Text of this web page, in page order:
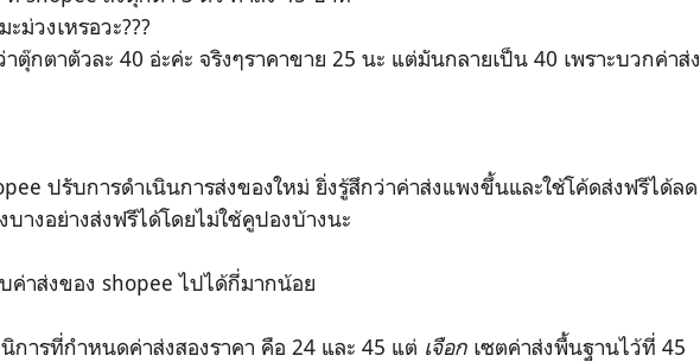
วงเหรอวะ???
ตาตัวละ 40 อ่ะค่ะ จริงๆราคาขาย 25 นะ แต่มันกลายเป็น 40 เพราะบวกค่าส่ง
ปรับการดำเนินการส่งของใหม่ ยิ่งรู้สึกว่าค่าส่งแพงขึ้นและใช้โค้ดส่งฟรีได้ลด
างอย่างส่งฟรีได้โดยไม่ใช้คูปองบ้างนะ
าส่งของ shopee ไปได้กี่มากน้อย
ารที่กำหนดค่าส่งสองราคา คือ 24 และ 45 แต่ เจือก เซตค่าส่งพื้นฐานไว้ที่ 45